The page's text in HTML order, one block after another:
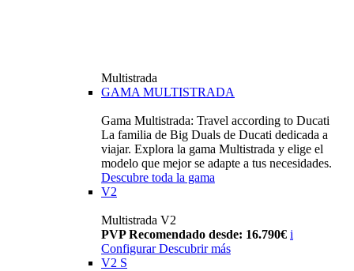
Multistrada
GAMA MULTISTRADA
Gama Multistrada: Travel according to Ducati
La familia de Big Duals de Ducati dedicada a
viajar. Explora la gama Multistrada y elige el
modelo que mejor se adapte a tus necesidades.
Descubre toda la gama
V2
Multistrada V2
PVP Recomendado desde: 16.790€ i
Configurar Descubrir más
V2 S